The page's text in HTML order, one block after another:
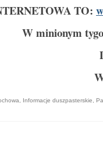
TO:
W minionym
, Informacje duszpasterskie,